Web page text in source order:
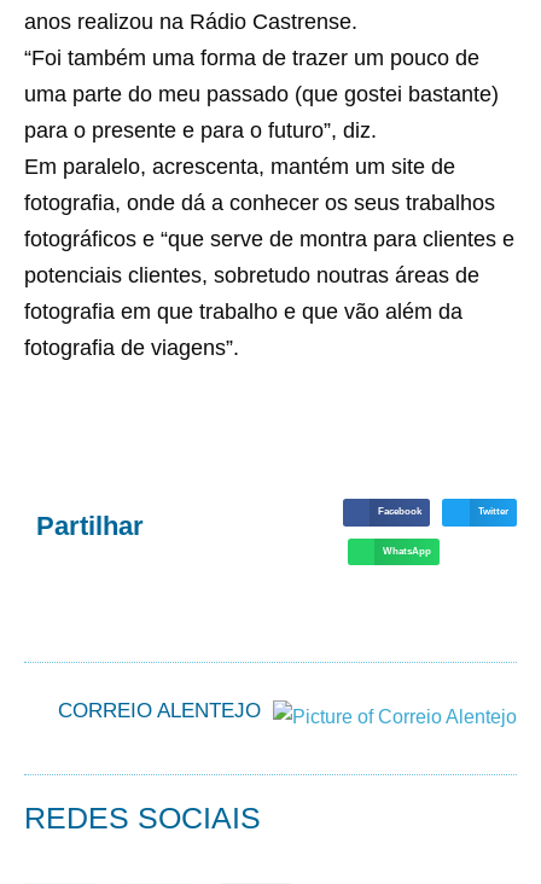
anos realizou na Rádio Castrense.
“Foi também uma forma de trazer um pouco de
uma parte do meu passado (que gostei bastante)
para o presente e para o futuro”, diz.
Em paralelo, acrescenta, mantém um site de
fotografia, onde dá a conhecer os seus trabalhos
fotográficos e “que serve de montra para clientes e
potenciais clientes, sobretudo noutras áreas de
fotografia em que trabalho e que vão além da
fotografia de viagens”.
Partilhar Facebook Twitter
WhatsApp
CORREIO ALENTEJO
REDES SOCIAIS